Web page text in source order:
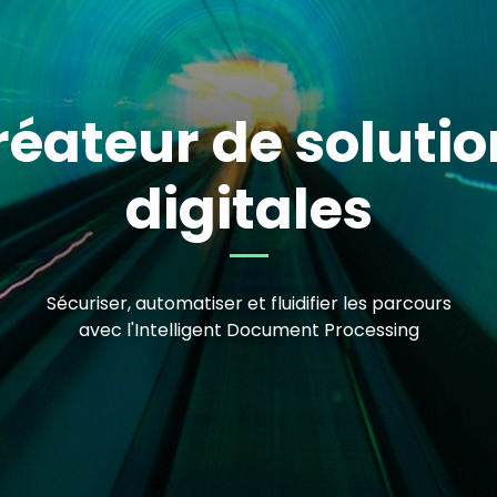
de
digitales
Sécuriser, automatiser et fluidifier les parcours
avec l'Intelligent Document Processing